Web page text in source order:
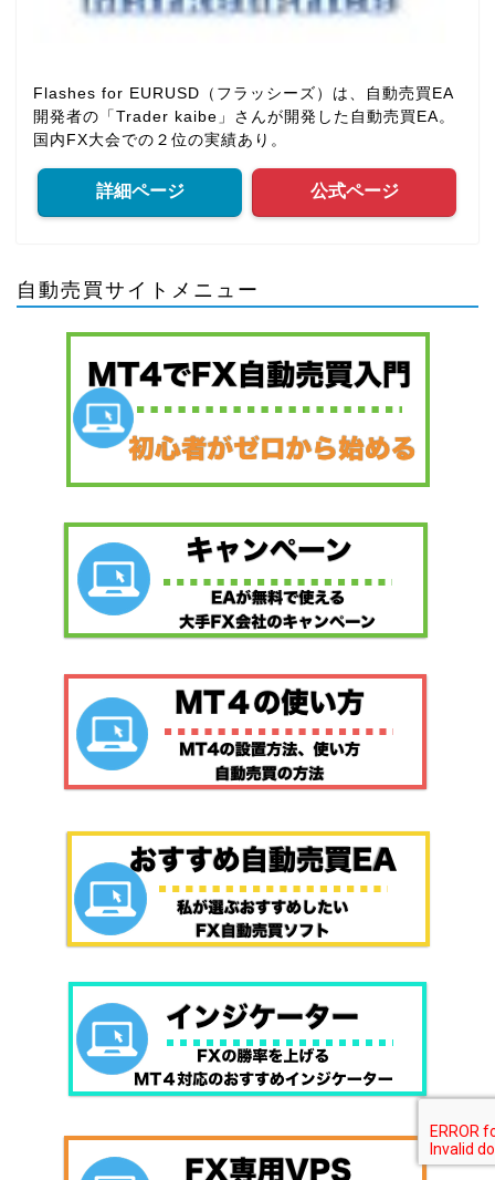
Flashes for EURUSD（フラッシーズ）は、自動売買EA
開発者の「Trader kaibe」さんが開発した自動売買EA。
国内FX大会での２位の実績あり。
詳細ページ 公式ページ
自動売買サイトメニュー